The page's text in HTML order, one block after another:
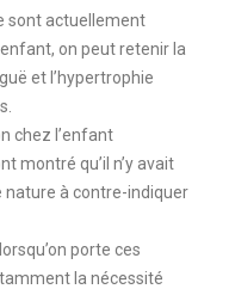
sont actuellement
on peut retenir la
et l’hypertrophie
chez l’enfant
montré qu’il n’y avait
à contre-indiquer
porte ces
la nécessité